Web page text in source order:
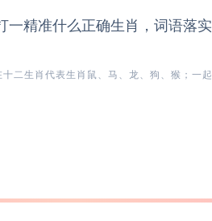
一精准什么正确生肖，词语落实
二生肖代表生肖鼠、马、龙、狗、猴；一起